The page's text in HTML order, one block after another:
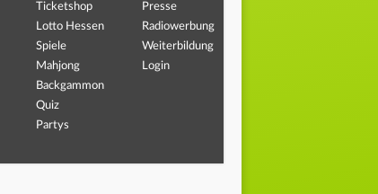
Ticketshop
Lotto Hessen
Spiele
Mahjong
Backgammon
Quiz
Partys
Presse
Radiowerbung
Weiterbildung
Login